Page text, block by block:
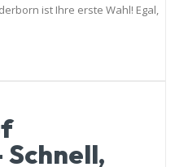
ist Ihre erste Wahl! Egal,
Schnell,